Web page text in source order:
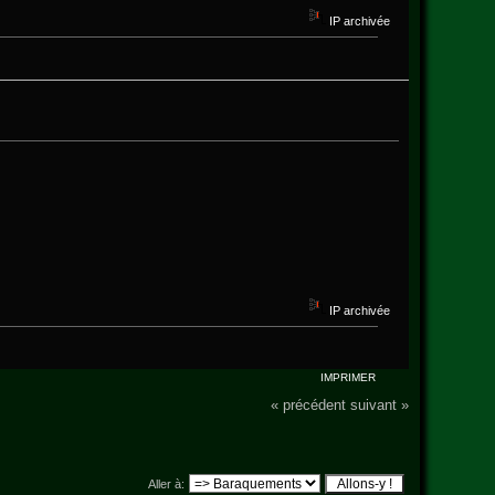
IP archivée
IP archivée
IMPRIMER
« précédent suivant »
Aller à: